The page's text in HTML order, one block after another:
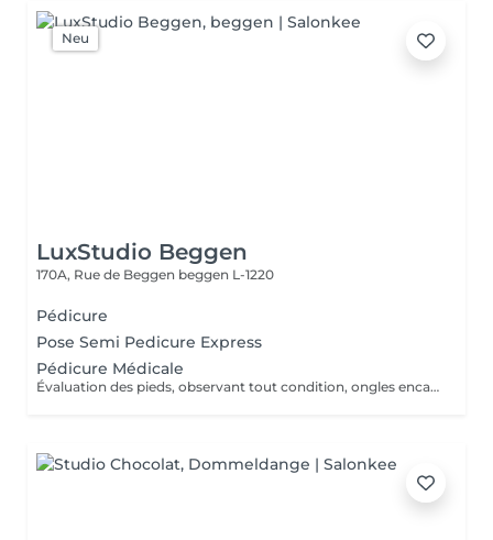
Neu
LuxStudio Beggen
170A, Rue de Beggen beggen L-1220
Pédicure
Pose Semi Pedicure Express
Pédicure Médicale
Évaluation des pieds, observant tout condition, ongles encarnes, cour, callosités ! En cas de infections, champignons, micose ou les problèmes cotanés, recomandez une visite chez le podologue si necessaire. Desinfection des Pieds avec solution antiseptique. Retrait du Vernis Précédent avec un dissolvant pour nettoyer complètement les ongles des pieds. Coupez, desencarnes et Modelez les ongles avec une pance et lime, Pousses les Cuticules avec batone pour repousser doucement vers l'arrière et coupez les excès, Coupez avec bisturi les callosites si necessaire Traitement avec une rape pour eliminer les cellules mortes et les callosites, sans besoin d'immersion dans l'eau. Application d'un gommage supplementaire si necessaire. Hydratation Intense avec crème et les cuticules pour maintenir la peau douce, Appliquez une base transparent pour protéger les ongles. Attendez suffisamment de tempos pour sèc